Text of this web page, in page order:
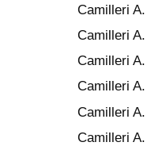
Camilleri
Camilleri
Camilleri
Camilleri
Camilleri
Camilleri